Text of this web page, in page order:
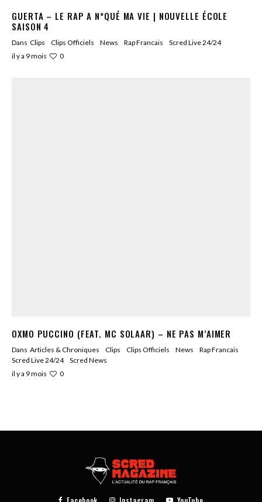
GUERTA – LE RAP A N*QUÉ MA VIE | NOUVELLE ÉCOLE
SAISON 4
Dans Clips Clips Officiels News Rap Francais
Scred Live 24/24
il y a 9 mois
0
OXMO PUCCINO (FEAT. MC SOLAAR) – NE PAS M’AIMER
Dans Articles & Chroniques Clips Clips Officiels News
Rap Francais
Scred Live 24/24
Scred News
il y a 9 mois
0
Facebook Instagram YouTube